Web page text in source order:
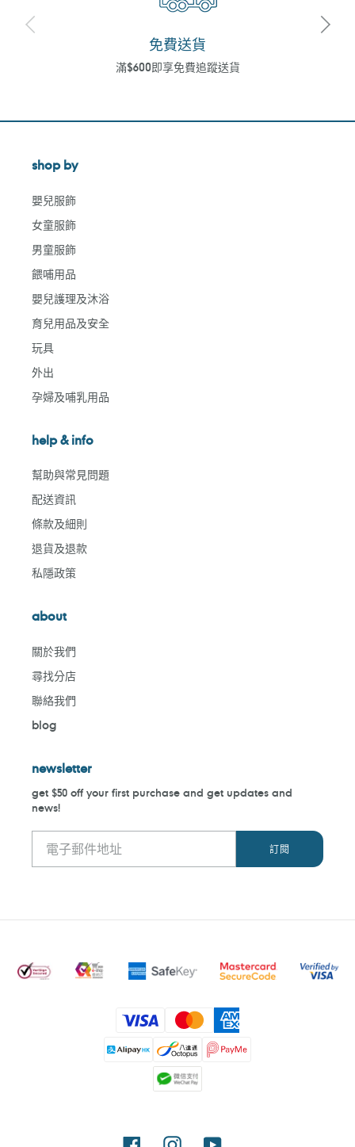
免費送貨
滿$600即享免費追蹤送貨
shop by
嬰兒服飾
女童服飾
男童服飾
餵哺用品
嬰兒護理及沐浴
育兒用品及安全
玩具
外出
孕婦及哺乳用品
help & info
幫助與常見問題
配送資訊
條款及細則
退貨及退款
私隱政策
about
關於我們
尋找分店
聯絡我們
blog
newsletter
get $50 off your first purchase and get updates and
news!
付
款
方
式
FacebookInstagramYouTube